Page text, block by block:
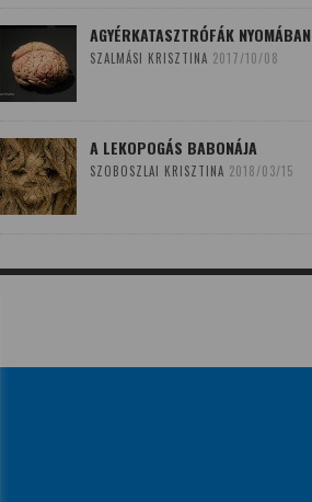
AGYÉRKATASZTRÓFÁK NYOMÁBAN
SZALMÁSI KRISZTINA 2017/10/08
A LEKOPOGÁS BABONÁJA
SZOBOSZLAI KRISZTINA 2018/03/15